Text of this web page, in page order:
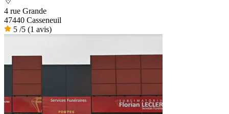
4 rue Grande
47440 Casseneuil
5 /5 (1 avis)